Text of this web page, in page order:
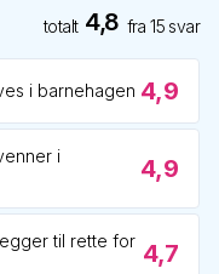
totalt 4,8 fra15 svar
i barnehagen 4,9
i
4,9
til rette for 4,7